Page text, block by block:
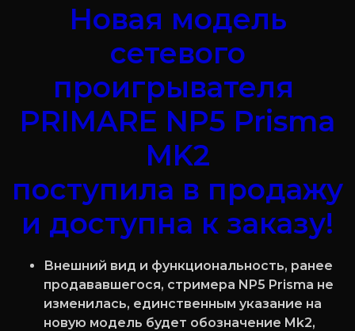
Новая модель
сетевого
проигрывателя
PRIMARE NP5 Prisma
MK2
поступила в продажу
и доступна к заказу!
Внешний вид и функциональность, ранее
продававшегося, стримера NP5 Prisma не
изменилась, единственным указание на
новую модель будет обозначение Mk2,